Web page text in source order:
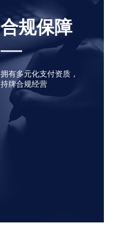
合规保障
拥有多元化支付资质，
持牌合规经营